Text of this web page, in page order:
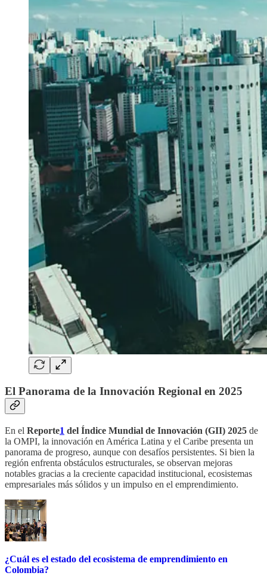
El Panorama de la Innovación Regional en 2025
En el Reporte1 del Índice Mundial de Innovación (GII) 2025 de
la OMPI, la innovación en América Latina y el Caribe presenta un
panorama de progreso, aunque con desafíos persistentes. Si bien la
región enfrenta obstáculos estructurales, se observan mejoras
notables gracias a la creciente capacidad institucional, ecosistemas
empresariales más sólidos y un impulso en el emprendimiento.
¿Cuál es el estado del ecosistema de emprendimiento en
Colombia?